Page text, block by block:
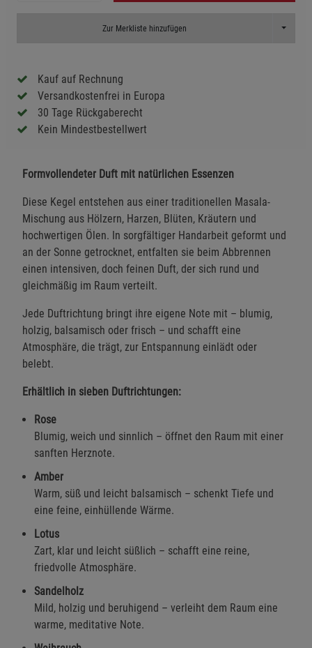
Zur Merkliste hinzufügen Toggle
Kauf auf Rechnung
Versandkostenfrei in Europa
30 Tage Rückgaberecht
Kein Mindestbestellwert
Formvollendeter Duft mit natürlichen Essenzen
Diese Kegel entstehen aus einer traditionellen Masala-
Mischung aus Hölzern, Harzen, Blüten, Kräutern und
hochwertigen Ölen. In sorgfältiger Handarbeit geformt und
an der Sonne getrocknet, entfalten sie beim Abbrennen
einen intensiven, doch feinen Duft, der sich rund und
gleichmäßig im Raum verteilt.
Jede Duftrichtung bringt ihre eigene Note mit – blumig,
holzig, balsamisch oder frisch – und schafft eine
Atmosphäre, die trägt, zur Entspannung einlädt oder
belebt.
Erhältlich in sieben Duftrichtungen:
Rose
Blumig, weich und sinnlich – öffnet den Raum mit einer
sanften Herznote.
Amber
Warm, süß und leicht balsamisch – schenkt Tiefe und
eine feine, einhüllende Wärme.
Lotus
Zart, klar und leicht süßlich – schafft eine reine,
friedvolle Atmosphäre.
Sandelholz
Mild, holzig und beruhigend – verleiht dem Raum eine
warme, meditative Note.